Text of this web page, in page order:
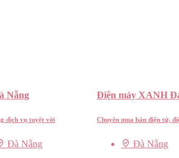
Nẵng
dịch vụ tuyệt vời
Đà Nẵng
Điện máy XANH
Chuyên mua bán điện tử,
Đà Nẵng